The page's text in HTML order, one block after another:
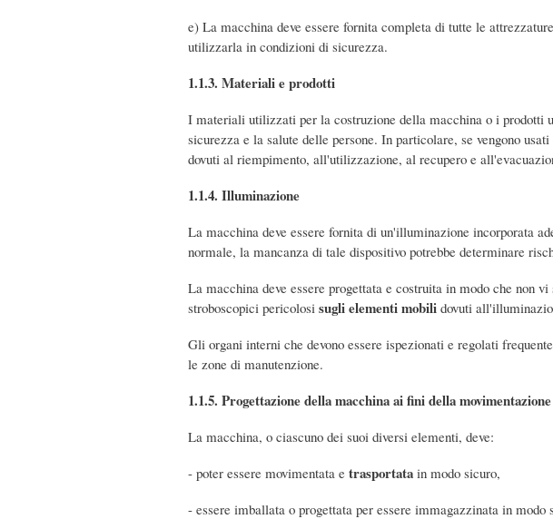
e) La macchina deve essere fornita completa di tutte le
utilizzarla in condizioni di sicurezza.
1.1.3. Materiali e prodotti
I materiali utilizzati per la costruzione della macchina o i prodotti
sicurezza e la salute delle persone. In particolare, se vengono
dovuti al riempimento, all'utilizzazione, al recupero e
1.1.4. Illuminazione
La macchina deve essere fornita di un'illuminazione incorporata
normale, la mancanza di tale dispositivo potrebbe determinare
La macchina deve essere progettata e costruita in modo che non
stroboscopici pericolosi sugli elementi mobili dovuti
Gli organi interni che devono essere ispezionati e regolati
le zone di manutenzione.
1.1.5. Progettazione della macchina ai fini della movimentazione
La macchina, o ciascuno dei suoi diversi elementi, deve:
- poter essere movimentata e trasportata in modo sicuro,
- essere imballata o progettata per essere immagazzinata in modo